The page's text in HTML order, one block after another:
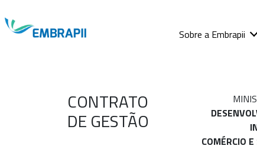
Sobre a Embrapii
CONTRATO
DE GESTÃO
COMÉRCIO